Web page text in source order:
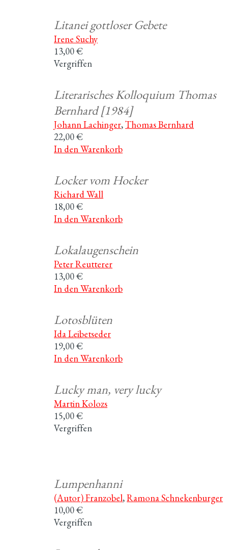
Litanei gottloser Gebete
Irene Suchy
13,00 €
Vergriffen
Literarisches Kolloquium Thomas
Bernhard [1984]
Johann Lachinger,Thomas Bernhard
22,00 €
In den Warenkorb
Locker vom Hocker
Richard Wall
18,00 €
In den Warenkorb
Lokalaugenschein
Peter Reutterer
13,00 €
In den Warenkorb
Lotosblüten
Ida Leibetseder
19,00 €
In den Warenkorb
Lucky man, very lucky
Martin Kolozs
15,00 €
Vergriffen
Lumpenhanni
(Autor) Franzobel,Ramona Schnekenburger
10,00 €
Vergriffen